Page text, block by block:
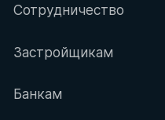
Сотрудничество
Застройщикам
Банкам